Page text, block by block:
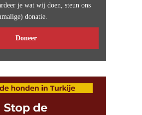
je wat wij doen, steun ons
donatie.
Doneer